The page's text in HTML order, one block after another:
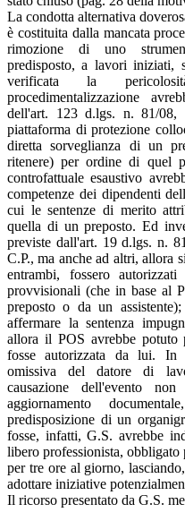
La condotta alternativa
è costituita dalla mancata
rimozione di uno
predisposto, a lavori iniziati,
verificata la
procedimentalizzazione
dell'art. 123 d.lgs. n. 81/08,
piattaforma di protezione
diretta sorveglianza di un
ritenere) per ordine di quel
controfattuale esaustivo
competenze dei dipendenti
cui le sentenze di merito
quella di un preposto. Ed
previste dall'art. 19 d.lgs. n.
C.P., ma anche ad altri, allora
entrambi, fossero
provvisionali (che in base al
preposto o da un
affermare la sentenza
allora il POS avrebbe potuto
fosse autorizzata da lui. In
omissiva del datore di
causazione dell'evento
aggiornamento
predisposizione di un
fosse, infatti, G.S. avrebbe
libero professionista, obbligato
per tre ore al giorno,
adottare iniziative
Il ricorso presentato da G.S.